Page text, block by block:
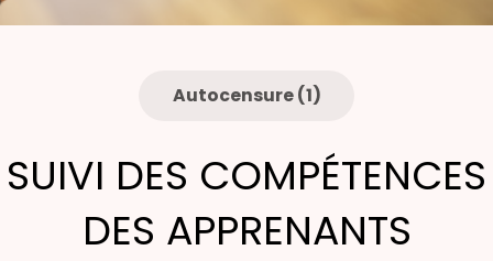
Autocensure (1)
SUIVI DES COMPÉTENCES
DES APPRENANTS